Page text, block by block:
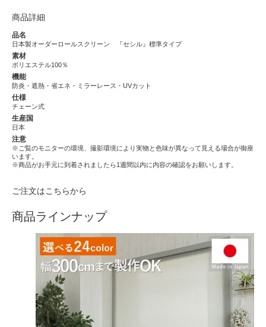
商品詳細
品名
日本製オーダーロールスクリーン 『セシル』標準タイプ
素材
ポリエステル100％
機能
防炎・遮熱・省エネ・ミラーレース・UVカット
仕様
チェーン式
生産国
日本
注意
※ご覧のモニターの環境、撮影環境により実物と色味が異なって見える場合が御座
います。
※商品がお手元に到着されましたら1週間以内に内容の確認をお願いします。
ご注文はこちらから
商品ラインナップ